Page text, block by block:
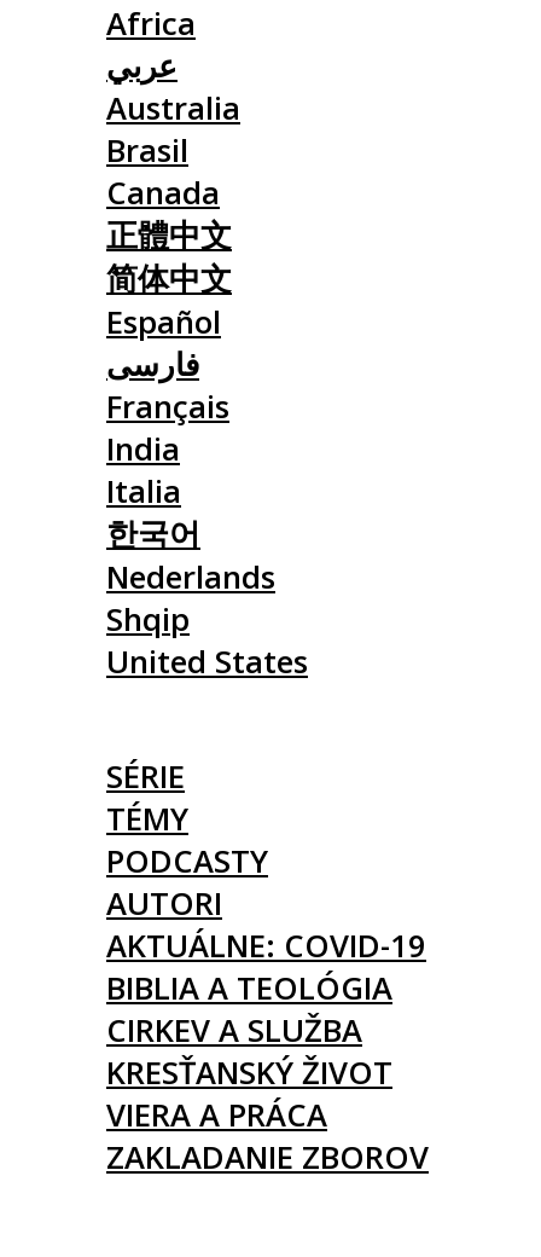
Africa
عربي
Australia
Brasil
Canada
正體中文
简体中文
Español
فارسی
Français
India
Italia
한국어
Nederlands
Shqip
United States
SÉRIE
TÉMY
PODCASTY
AUTORI
AKTUÁLNE: COVID-19
BIBLIA A TEOLÓGIA
CIRKEV A SLUŽBA
KRESŤANSKÝ ŽIVOT
VIERA A PRÁCA
ZAKLADANIE ZBOROV